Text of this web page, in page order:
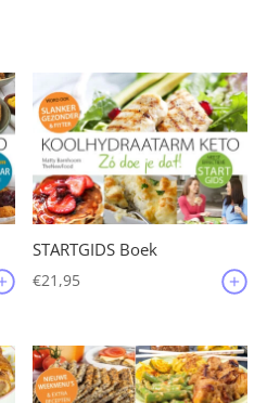
STARTGIDS Boek
€21,95